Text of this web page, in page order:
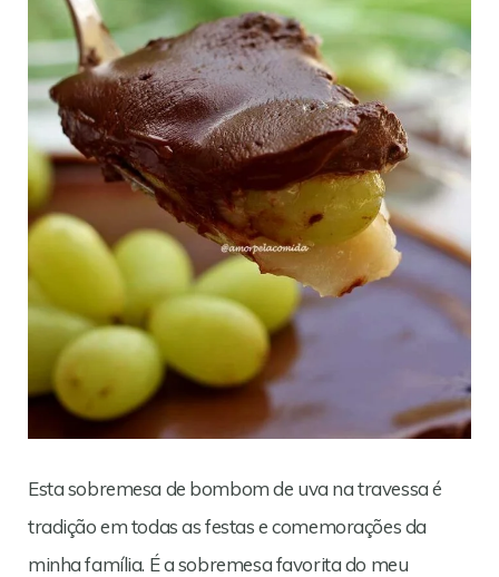
Esta sobremesa de bombom de uva na travessa é
tradição em todas as festas e comemorações da
minha família. É a sobremesa favorita do meu